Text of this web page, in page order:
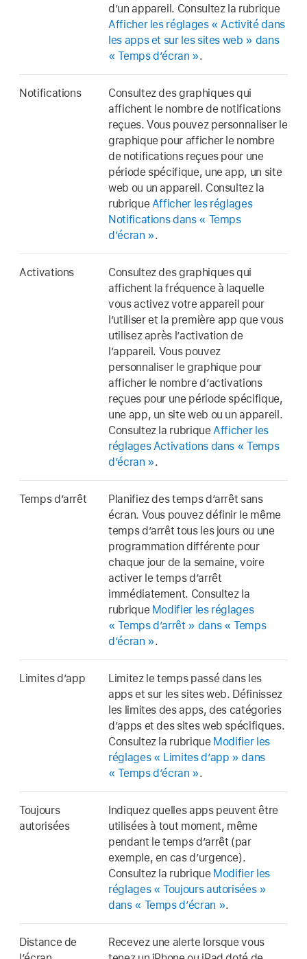
d’un appareil. Consultez la rubrique
Afficher les réglages « Activité dans
les apps et sur les sites web » dans
« Temps d’écran ».
Notifications
Consultez des graphiques qui
affichent le nombre de notifications
reçues. Vous pouvez personnaliser le
graphique pour afficher le nombre
de notifications reçues pour une
période spécifique, une app, un site
web ou un appareil. Consultez la
rubrique Afficher les réglages
Notifications dans « Temps
d’écran ».
Activations
Consultez des graphiques qui
affichent la fréquence à laquelle
vous activez votre appareil pour
l’utiliser et la première app que vous
utilisez après l’activation de
l’appareil. Vous pouvez
personnaliser le graphique pour
afficher le nombre d’activations
reçues pour une période spécifique,
une app, un site web ou un appareil.
Consultez la rubrique Afficher les
réglages Activations dans « Temps
d’écran ».
Temps d’arrêt
Planifiez des temps d’arrêt sans
écran. Vous pouvez définir le même
temps d’arrêt tous les jours ou une
programmation différente pour
chaque jour de la semaine, voire
activer le temps d’arrêt
immédiatement. Consultez la
rubrique Modifier les réglages
« Temps d’arrêt » dans « Temps
d’écran ».
Limites d’app
Limitez le temps passé dans les
apps et sur les sites web. Définissez
les limites des apps, des catégories
d’apps et des sites web spécifiques.
Consultez la rubrique Modifier les
réglages « Limites d’app » dans
« Temps d’écran ».
Toujours
autorisées
Indiquez quelles apps peuvent être
utilisées à tout moment, même
pendant le temps d’arrêt (par
exemple, en cas d’urgence).
Consultez la rubrique Modifier les
réglages « Toujours autorisées »
dans « Temps d’écran ».
Distance de
Recevez une alerte lorsque vous